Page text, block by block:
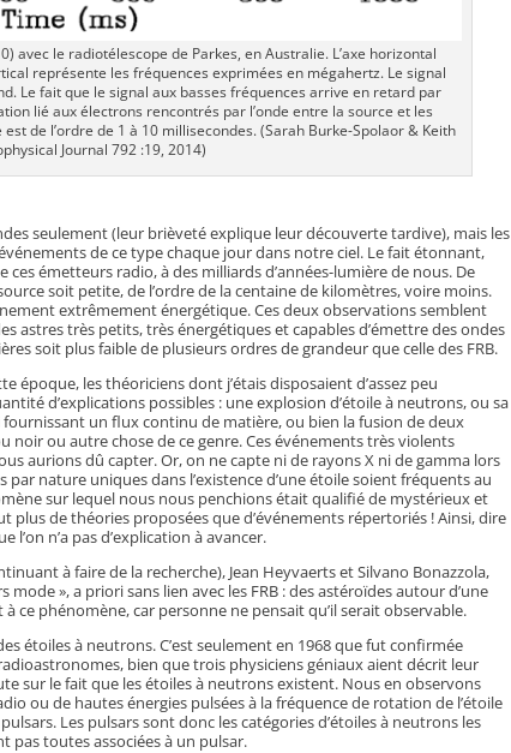
avec le radiotélescope de Parkes, en Australie. L’axe horizontal
représente les fréquences exprimées en mégahertz. Le signal
Le fait que le signal aux basses fréquences arrive en retard par
lié aux électrons rencontrés par l’onde entre la source et les
de l’ordre de 1 à 10 millisecondes. (Sarah Burke-Spolaor & Keith
Journal 792 :19, 2014)
seulement (leur brièveté explique leur découverte tardive), mais les
de ce type chaque jour dans notre ciel. Le fait étonnant,
émetteurs radio, à des milliards d’années-lumière de nous. De
soit petite, de l’ordre de la centaine de kilomètres, voire moins.
extrêmement énergétique. Ces deux observations semblent
astres très petits, très énergétiques et capables d’émettre des ondes
soit plus faible de plusieurs ordres de grandeur que celle des FRB.
époque, les théoriciens dont j’étais disposaient d’assez peu
d’explications possibles : une explosion d’étoile à neutrons, ou sa
un flux continu de matière, ou bien la fusion de deux
ou autre chose de ce genre. Ces événements très violents
aurions dû capter. Or, on ne capte ni de rayons X ni de gamma lors
par nature uniques dans l’existence d’une étoile soient fréquents au
sur lequel nous nous penchions était qualifié de mystérieux et
plus de théories proposées que d’événements répertoriés ! Ainsi, dire
n’a pas d’explication à avancer.
à faire de la recherche), Jean Heyvaerts et Silvano Bonazzola,
», a priori sans lien avec les FRB : des astéroïdes autour d’une
ce phénomène, car personne ne pensait qu’il serait observable.
étoiles à neutrons. C’est seulement en 1968 que fut confirmée
bien que trois physiciens géniaux aient décrit leur
sur le fait que les étoiles à neutrons existent. Nous en observons
ou de hautes énergies pulsées à la fréquence de rotation de l’étoile
Les pulsars sont donc les catégories d’étoiles à neutrons les
pas toutes associées à un pulsar.